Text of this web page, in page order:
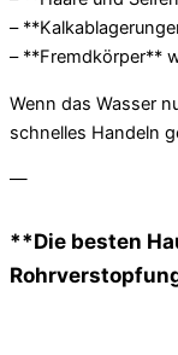
–
– **Fremdkörper**
Wenn das Wasser
schnelles Handeln
—
**Die besten